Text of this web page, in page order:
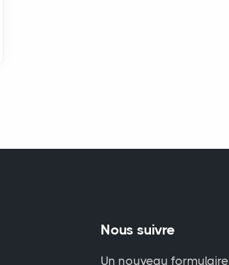
Nous suivre
Un nouveau formulaire